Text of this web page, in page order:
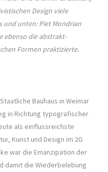
Design viele
und unten: Piet Mondrian
ebenso die abstrakt-
Formen praktizierte.
Bauhaus in Weimar
in Richtung typografischer
als einflussreichste
Kunst und Design im 20.
war die Emanzipation der
damit die Wiederbelebung